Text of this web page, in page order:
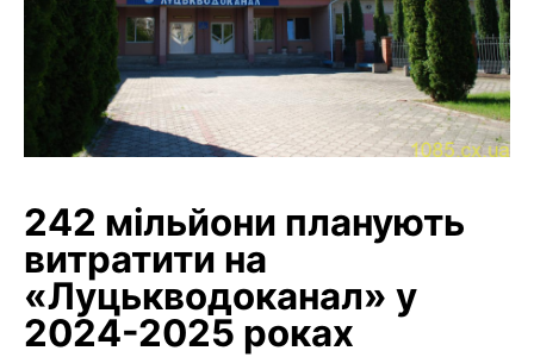
242 мільйони планують
витратити на
«Луцькводоканал» у
2024-2025 роках